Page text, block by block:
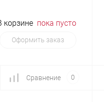
корзине пока пусто
Оформить заказ
Сравнение 0